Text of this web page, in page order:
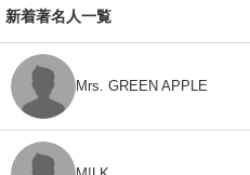
新着著名人一覧
Mrs. GREEN APPLE